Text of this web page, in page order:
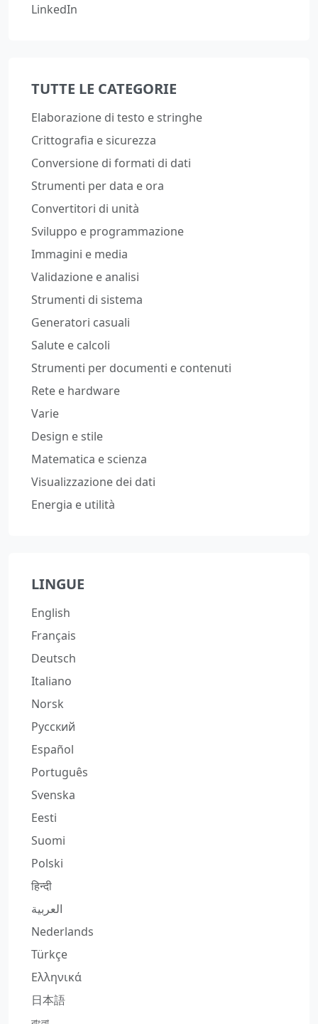
LinkedIn
TUTTE LE CATEGORIE
Elaborazione di testo e stringhe
Crittografia e sicurezza
Conversione di formati di dati
Strumenti per data e ora
Convertitori di unità
Sviluppo e programmazione
Immagini e media
Validazione e analisi
Strumenti di sistema
Generatori casuali
Salute e calcoli
Strumenti per documenti e contenuti
Rete e hardware
Varie
Design e stile
Matematica e scienza
Visualizzazione dei dati
Energia e utilità
LINGUE
English
Français
Deutsch
Italiano
Norsk
Русский
Español
Português
Svenska
Eesti
Suomi
Polski
हिन्दी
العربية
Nederlands
Türkçe
Ελληνικά
日本語